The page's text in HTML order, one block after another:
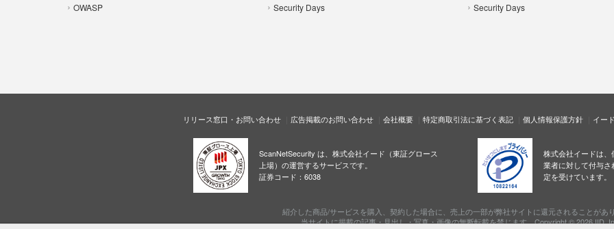
OWASP
Security Days
Security Days
リリース窓口・お問い合わせ 広告掲載のお問い合わせ 会社概要 特定商取引法に基づく表記 個人情報保護方針 イー
ScanNetSecurity は、株式会社イード（東証グロース
上場）の運営するサービスです。
証券コード：6038
株式会社イードは
業者に対して付与
定を受けています。
紹介した商品/サービスを購入、契約した場合に、売上の一部が弊社サイトに還元されることがあり
当サイトに掲載の記事・見出し・写真・画像の無断転載を禁じます。Copyright © 2026 IID,